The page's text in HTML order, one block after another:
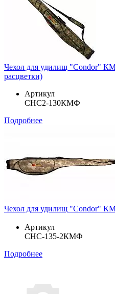
Чехол для удилищ "Condor"
расцветки)
Артикул
CHC2-130КМФ
Подробнее
Чехол для удилищ "Condor"
Артикул
CHC-135-2КМФ
Подробнее